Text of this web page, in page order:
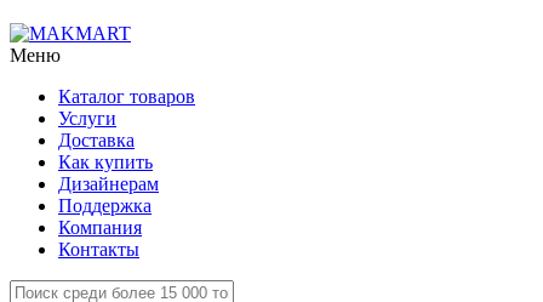
Меню
Каталог товаров
Услуги
Доставка
Как купить
Дизайнерам
Поддержка
Компания
Контакты